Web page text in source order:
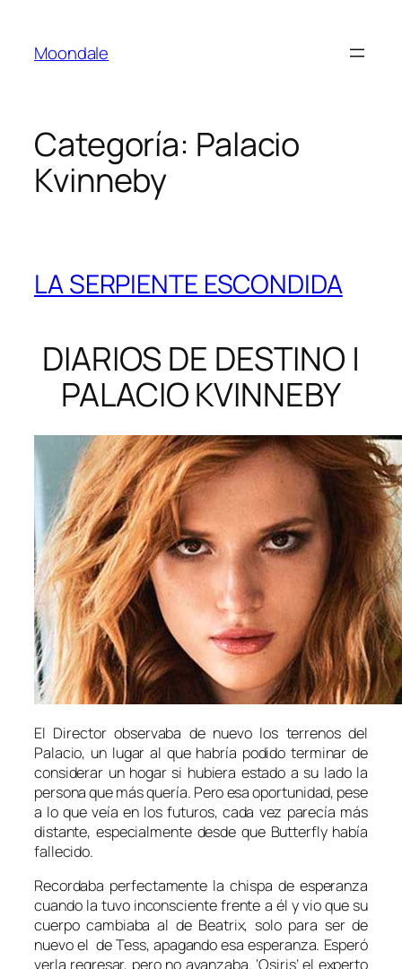
contenido
Moondale
Categoría: Palacio
Kvinneby
LA SERPIENTE ESCONDIDA
DIARIOS DE DESTINO |
PALACIO KVINNEBY
El Director observaba de nuevo los terrenos del
Palacio, un lugar al que habría podido terminar de
considerar un hogar si hubiera estado a su lado la
persona que más quería. Pero esa oportunidad, pese
a lo que veía en los futuros, cada vez parecía más
distante, especialmente desde que Butterfly había
fallecido.
Recordaba perfectamente la chispa de esperanza
cuando la tuvo inconsciente frente a él y vio que su
cuerpo cambiaba al de Beatrix, solo para ser de
nuevo el de Tess, apagando esa esperanza. Esperó
verla regresar, pero no avanzaba. ‘Osiris’ el experto